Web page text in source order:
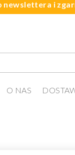
i
O NAS